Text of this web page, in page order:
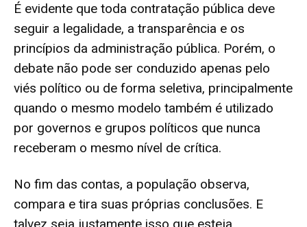
É evidente que toda contratação pública deve
seguir a legalidade, a transparência e os
princípios da administração pública. Porém, o
debate não pode ser conduzido apenas pelo
viés político ou de forma seletiva, principalmente
quando o mesmo modelo também é utilizado
por governos e grupos políticos que nunca
receberam o mesmo nível de crítica.
No fim das contas, a população observa,
compara e tira suas próprias conclusões. E